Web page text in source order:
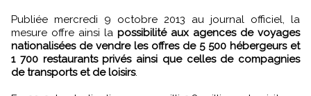
Publiée mercredi 9 octobre 2013 au journal officiel, la
mesure offre ainsi la possibilité aux agences de voyages
nationalisées de vendre les offres de 5 500 hébergeurs et
1 700 restaurants privés ainsi que celles de compagnies
de transports et de loisirs.